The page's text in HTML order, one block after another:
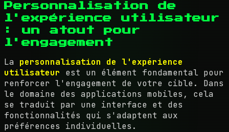
Personnalisation de
l'expérience utilisateur
: un atout pour
l'engagement
La personnalisation de l'expérience
utilisateur est un élément fondamental pour
renforcer l'engagement de votre cible. Dans
le domaine des applications mobiles, cela
se traduit par une interface et des
fonctionnalités qui s'adaptent aux
préférences individuelles.